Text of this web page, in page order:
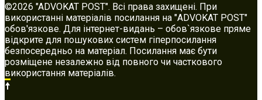
©2026 "ADVOKAT POST". Всі права захищені. При
використанні матеріалів посилання на "ADVOKAT POST"
обов'язкове. Для інтернет-видань – обов`язкове пряме
відкрите для пошукових систем гіперпосилання
безпосередньо на матеріал. Посилання має бути
розміщене незалежно від повного чи часткового
використання матеріалів.